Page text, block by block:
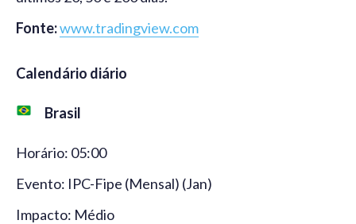
Fonte:www.tradingview.com
Calendário diário
Brasil
Horário: 05:00
Evento: IPC-Fipe (Mensal) (Jan)
Impacto: Médio